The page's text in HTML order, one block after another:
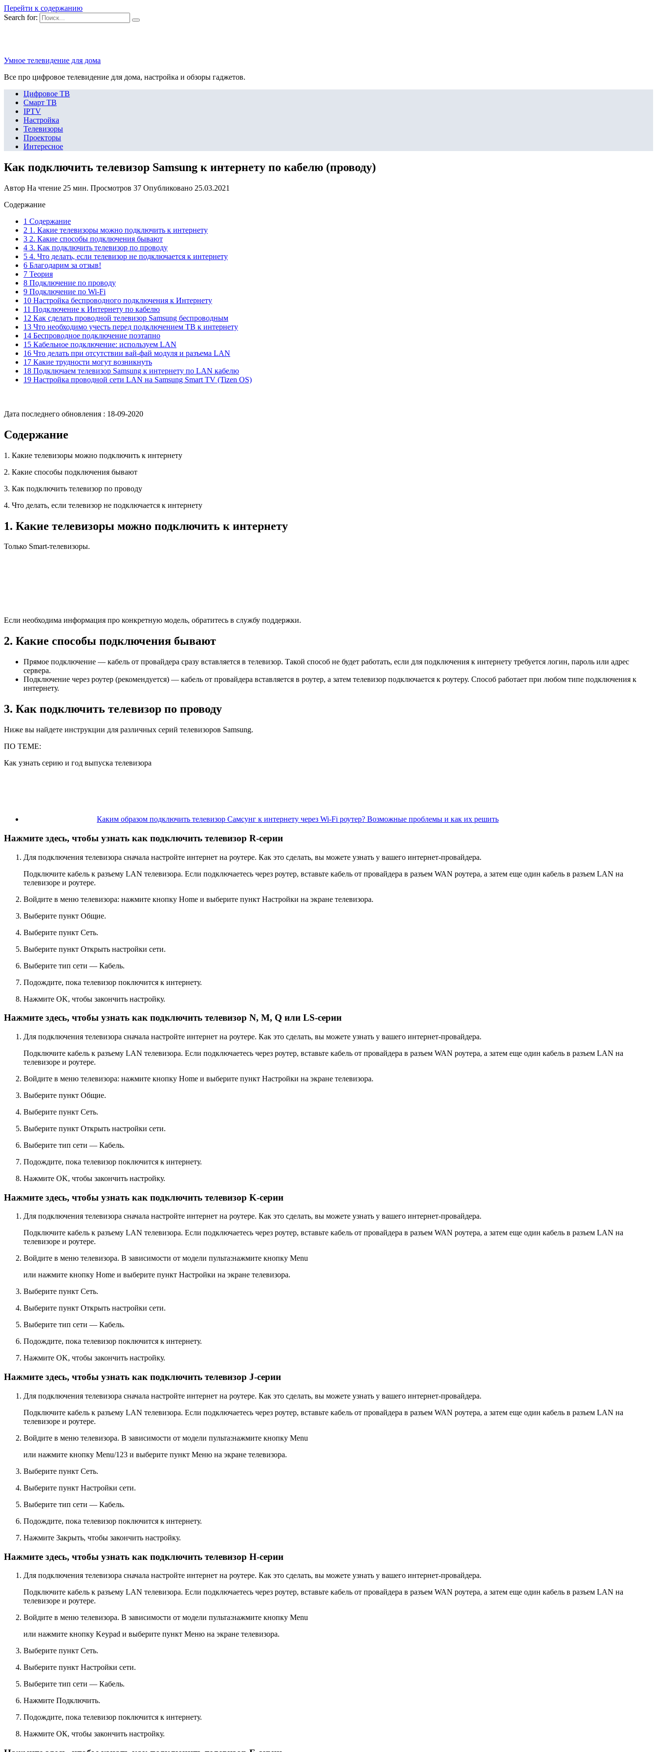
Перейти к содержанию
Search for:
Умное телевидение для дома
Все про цифровое телевидение для дома, настройка и обзоры гаджетов.
Цифровое ТВ
Смарт ТВ
IPTV
Настройка
Телевизоры
Проекторы
Интересное
Как подключить телевизор Samsung к интернету по кабелю (проводу)
Автор На чтение 25 мин. Просмотров 37 Опубликовано 25.03.2021
Содержание
1 Содержание
2 1. Какие телевизоры можно подключить к интернету
3 2. Какие способы подключения бывают
4 3. Как подключить телевизор по проводу
5 4. Что делать, если телевизор не подключается к интернету
6 Благодарим за отзыв!
7 Теория
8 Подключение по проводу
9 Подключение по Wi-Fi
10 Настройка беспроводного подключения к Интернету
11 Подключение к Интернету по кабелю
12 Как сделать проводной телевизор Samsung беспроводным
13 Что необходимо учесть перед подключением ТВ к интернету
14 Беспроводное подключение поэтапно
15 Кабельное подключение: используем LAN
16 Что делать при отсутствии вай-фай модуля и разъема LAN
17 Какие трудности могут возникнуть
18 Подключаем телевизор Samsung к интернету по LAN кабелю
19 Настройка проводной сети LAN на Samsung Smart TV (Tizen OS)
Дата последнего обновления : 18-09-2020
Содержание
1. Какие телевизоры можно подключить к интернету
2. Какие способы подключения бывают
3. Как подключить телевизор по проводу
4. Что делать, если телевизор не подключается к интернету
1. Какие телевизоры можно подключить к интернету
Только Smart-телевизоры.
Если необходима информация про конкретную модель, обратитесь в службу поддержки.
2. Какие способы подключения бывают
Прямое подключение — кабель от провайдера сразу вставляется в телевизор. Такой способ не будет работать, если для подключения к интернету требуется логин, пароль или адрес
сервера.
Подключение через роутер (рекомендуется) — кабель от провайдера вставляется в роутер, а затем телевизор подключается к роутеру. Способ работает при любом типе подключения к
интернету.
3. Как подключить телевизор по проводу
Ниже вы найдете инструкции для различных серий телевизоров Samsung.
ПО ТЕМЕ:
Как узнать серию и год выпуска телевизора
Каким образом подключить телевизор Самсунг к интернету через Wi-Fi роутер? Возможные проблемы и как их решить
Нажмите здесь, чтобы узнать как подключить телевизор R-серии
Для подключения телевизора сначала настройте интернет на роутере. Как это сделать, вы можете узнать у вашего интернет-провайдера.
Подключите кабель к разъему LAN телевизора. Если подключаетесь через роутер, вставьте кабель от провайдера в разъем WAN роутера, а затем еще один кабель в разъем LAN на
телевизоре и роутере.
Войдите в меню телевизора: нажмите кнопку Home и выберите пункт Настройки на экране телевизора.
Выберите пункт Общие.
Выберите пункт Сеть.
Выберите пункт Открыть настройки сети.
Выберите тип сети — Кабель.
Подождите, пока телевизор поключится к интернету.
Нажмите OK, чтобы закончить настройку.
Нажмите здесь, чтобы узнать как подключить телевизор N, M, Q или LS-серии
Для подключения телевизора сначала настройте интернет на роутере. Как это сделать, вы можете узнать у вашего интернет-провайдера.
Подключите кабель к разъему LAN телевизора. Если подключаетесь через роутер, вставьте кабель от провайдера в разъем WAN роутера, а затем еще один кабель в разъем LAN на
телевизоре и роутере.
Войдите в меню телевизора: нажмите кнопку Home и выберите пункт Настройки на экране телевизора.
Выберите пункт Общие.
Выберите пункт Сеть.
Выберите пункт Открыть настройки сети.
Выберите тип сети — Кабель.
Подождите, пока телевизор поключится к интернету.
Нажмите OK, чтобы закончить настройку.
Нажмите здесь, чтобы узнать как подключить телевизор K-серии
Для подключения телевизора сначала настройте интернет на роутере. Как это сделать, вы можете узнать у вашего интернет-провайдера.
Подключите кабель к разъему LAN телевизора. Если подключаетесь через роутер, вставьте кабель от провайдера в разъем WAN роутера, а затем еще один кабель в разъем LAN на
телевизоре и роутере.
Войдите в меню телевизора. В зависимости от модели пульта:нажмите кнопку Menu
или нажмите кнопку Home и выберите пункт Настройки на экране телевизора.
Выберите пункт Сеть.
Выберите пункт Открыть настройки сети.
Выберите тип сети — Кабель.
Подождите, пока телевизор поключится к интернету.
Нажмите OK, чтобы закончить настройку.
Нажмите здесь, чтобы узнать как подключить телевизор J-серии
Для подключения телевизора сначала настройте интернет на роутере. Как это сделать, вы можете узнать у вашего интернет-провайдера.
Подключите кабель к разъему LAN телевизора. Если подключаетесь через роутер, вставьте кабель от провайдера в разъем WAN роутера, а затем еще один кабель в разъем LAN на
телевизоре и роутере.
Войдите в меню телевизора. В зависимости от модели пульта:нажмите кнопку Menu
или нажмите кнопку Menu/123 и выберите пункт Меню на экране телевизора.
Выберите пункт Сеть.
Выберите пункт Настройки сети.
Выберите тип сети — Кабель.
Подождите, пока телевизор поключится к интернету.
Нажмите Закрыть, чтобы закончить настройку.
Нажмите здесь, чтобы узнать как подключить телевизор H-серии
Для подключения телевизора сначала настройте интернет на роутере. Как это сделать, вы можете узнать у вашего интернет-провайдера.
Подключите кабель к разъему LAN телевизора. Если подключаетесь через роутер, вставьте кабель от провайдера в разъем WAN роутера, а затем еще один кабель в разъем LAN на
телевизоре и роутере.
Войдите в меню телевизора. В зависимости от модели пульта:нажмите кнопку Menu
или нажмите кнопку Keypad и выберите пункт Меню на экране телевизора.
Выберите пункт Сеть.
Выберите пункт Настройки сети.
Выберите тип сети — Кабель.
Нажмите Подключить.
Подождите, пока телевизор поключится к интернету.
Нажмите ОК, чтобы закончить настройку.